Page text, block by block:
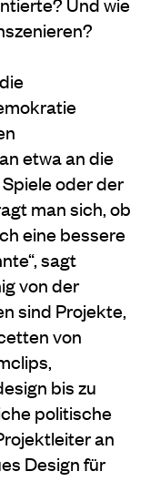
etwa an die
oder der
man sich, ob
eine bessere
sagt
von der
sind Projekte,
von
bis zu
politische
an
Design für